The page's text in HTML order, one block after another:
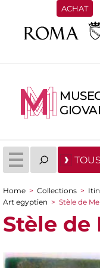
ACHAT
You are here
Home > Collections >
Art egyptien > Stèle de
Stèle de